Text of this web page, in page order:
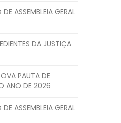
ASSEMBLEIA GERAL
DA JUSTIÇA
PAUTA DE
ANO DE 2026
ASSEMBLEIA GERAL